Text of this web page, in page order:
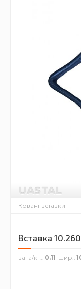
UASTAL
Ковані вставки
Вставка
вага/кг. 0.11 шир.